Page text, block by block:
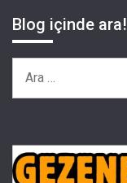
Blog içinde ara!